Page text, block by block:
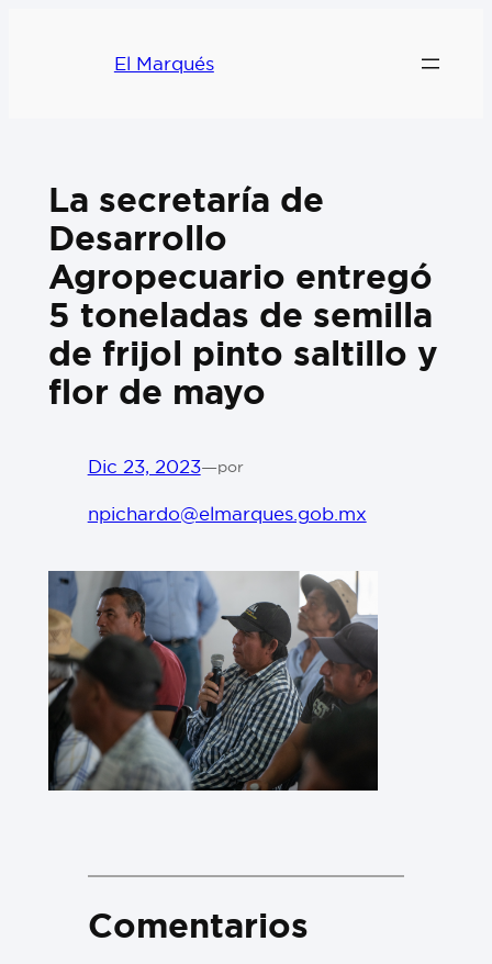
El Marqués
La secretaría de
Desarrollo
Agropecuario entregó
5 toneladas de semilla
de frijol pinto saltillo y
flor de mayo
Dic 23, 2023—por
npichardo@elmarques.gob.mx
Comentarios